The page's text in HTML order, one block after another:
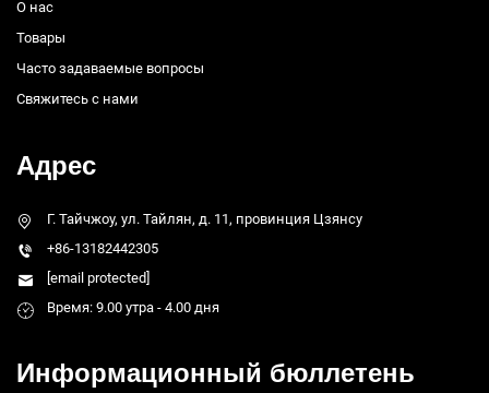
О нас
Товары
Часто задаваемые вопросы
Свяжитесь с нами
Адрес
Г. Тайчжоу, ул. Тайлян, д. 11, провинция Цзянсу
+86-13182442305
[email protected]
Время: 9.00 утра - 4.00 дня
Информационный бюллетень